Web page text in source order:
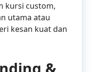
kursi custom,
utama atau
kesan kuat dan